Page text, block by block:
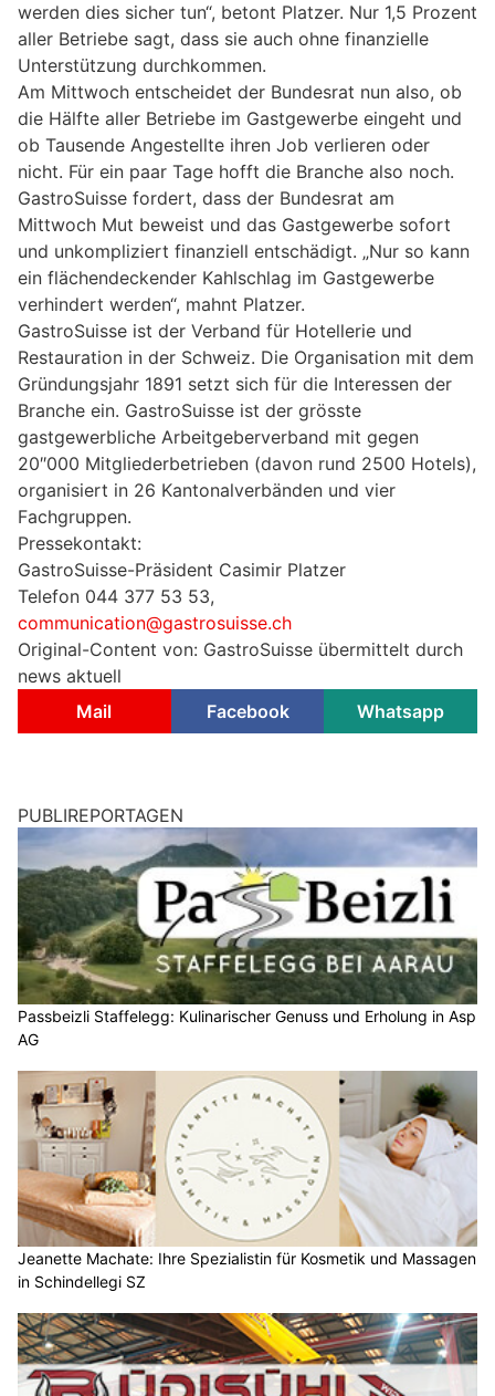
werden dies sicher tun“, betont Platzer. Nur 1,5 Prozent
aller Betriebe sagt, dass sie auch ohne finanzielle
Unterstützung durchkommen.
Am Mittwoch entscheidet der Bundesrat nun also, ob
die Hälfte aller Betriebe im Gastgewerbe eingeht und
ob Tausende Angestellte ihren Job verlieren oder
nicht. Für ein paar Tage hofft die Branche also noch.
GastroSuisse fordert, dass der Bundesrat am
Mittwoch Mut beweist und das Gastgewerbe sofort
und unkompliziert finanziell entschädigt. „Nur so kann
ein flächendeckender Kahlschlag im Gastgewerbe
verhindert werden“, mahnt Platzer.
GastroSuisse ist der Verband für Hotellerie und
Restauration in der Schweiz. Die Organisation mit dem
Gründungsjahr 1891 setzt sich für die Interessen der
Branche ein. GastroSuisse ist der grösste
gastgewerbliche Arbeitgeberverband mit gegen
20″000 Mitgliederbetrieben (davon rund 2500 Hotels),
organisiert in 26 Kantonalverbänden und vier
Fachgruppen.
Pressekontakt:
GastroSuisse-Präsident Casimir Platzer
Telefon 044 377 53 53,
communication@gastrosuisse.ch
Original-Content von: GastroSuisse übermittelt durch
news aktuell
Mail
Facebook Whatsapp
PUBLIREPORTAGEN
Passbeizli Staffelegg: Kulinarischer Genuss und Erholung in Asp
AG
Jeanette Machate: Ihre Spezialistin für Kosmetik und Massagen
in Schindellegi SZ